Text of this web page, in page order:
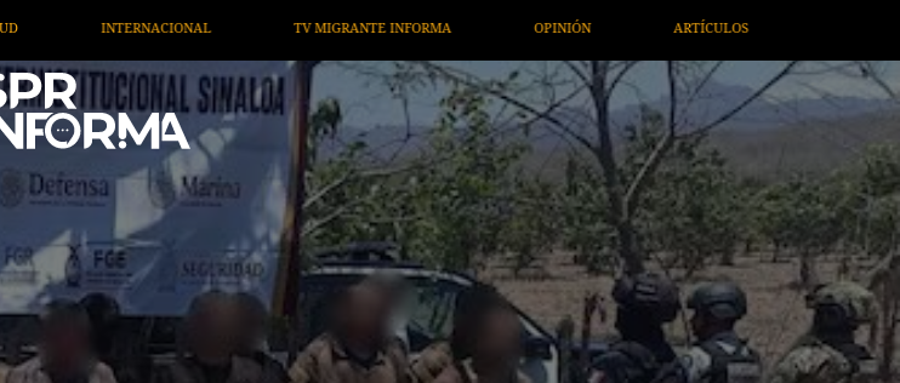
INFORMA OPINIÓN ARTÍCULOS ARTE / ENTRETENIMIENTO